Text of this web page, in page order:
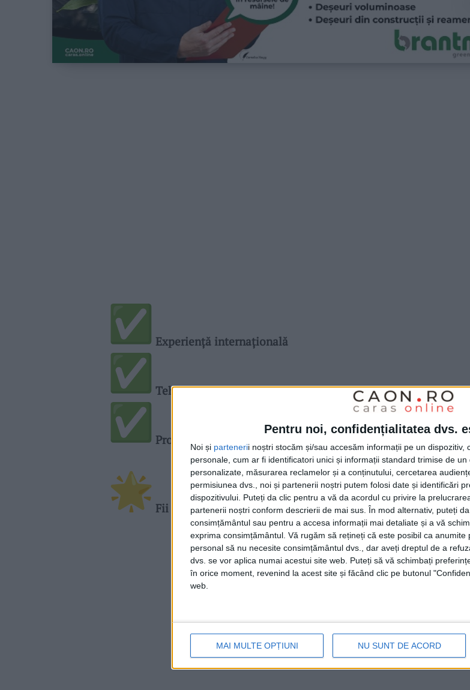
Pentru noi, confidențialitatea dvs.
Noi și partenerii noștri stocăm și/sau accesăm informații pe un
personale, cum ar fi identificatori unici și informații standard trimise de
personalizate, măsurarea reclamelor și a conținutului, cercetarea
permisiunea dvs., noi și partenerii noștri putem folosi date și identificări
dispozitivului. Puteți da clic pentru a vă da acordul cu privire la
partenerii noștri conform descrierii de mai sus. În mod alternativ, puteți
consimțământul sau pentru a accesa informații mai detaliate și a vă
exprima consimțământul. Vă rugăm să rețineți că este posibil ca
personal să nu necesite consimțământul dvs., dar aveți dreptul de a
dvs. se vor aplica numai acestui site web. Puteți să vă schimbați
în orice moment, revenind la acest site și făcând clic pe butonul
web.
MAI MULTE OPȚIUNI NU SUNT DE ACORD
Experiență internațională
Tehnologii moderne și eficiente
Protejează mediul și comunitatea ta
Fii parte din schimbare!